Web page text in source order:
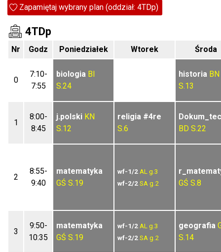
Zapamiętaj wybrany plan (oddział: 4TDp)
4TDp
Nr Godz Poniedziałek Wtorek Środa
0
7:10-
7:55
biologia BI
S.24
historia BN
S.13
1
8:00-
8:45
j.polski KN
S.12
religia #4re
S.6
BD S.22
2
8:55-
9:40
matematyka
GŚ S.19
wf-1/2 AL g.3
wf-2/2SA g.2
GŚ S.8
3
9:50-
10:35
matematyka
GŚ S.19
wf-1/2 AL g.3
wf-2/2SA g.2
geografia
S.14